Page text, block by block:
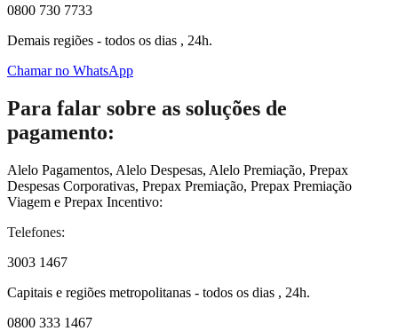
0800 730 7733
Demais regiões - todos os dias , 24h.
Chamar no WhatsApp
Para falar sobre as soluções de
pagamento:
Alelo Pagamentos, Alelo Despesas, Alelo Premiação, Prepax
Despesas Corporativas, Prepax Premiação, Prepax Premiação
Viagem e Prepax Incentivo:
Telefones:
3003 1467
Capitais e regiões metropolitanas - todos os dias , 24h.
0800 333 1467